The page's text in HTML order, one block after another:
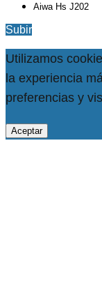
Aiwa Hs J202
Subir
Utilizamos
la experiencia
preferencias y
Aceptar